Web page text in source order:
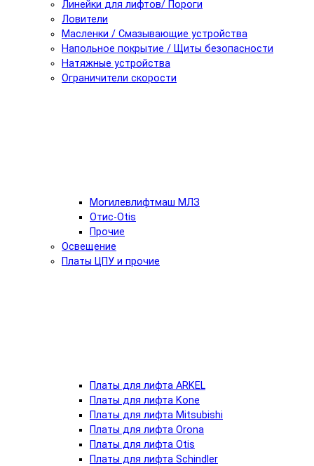
Линейки для лифтов/ Пороги
Ловители
Масленки / Смазывающие устройства
Напольное покрытие / Щиты безопасности
Натяжные устройства
Ограничители скорости
Могилевлифтмаш МЛЗ
Отис-Otis
Прочие
Освещение
Платы ЦПУ и прочие
Платы для лифта ARKEL
Платы для лифта Kone
Платы для лифта Mitsubishi
Платы для лифта Orona
Платы для лифта Otis
Платы для лифта Schindler